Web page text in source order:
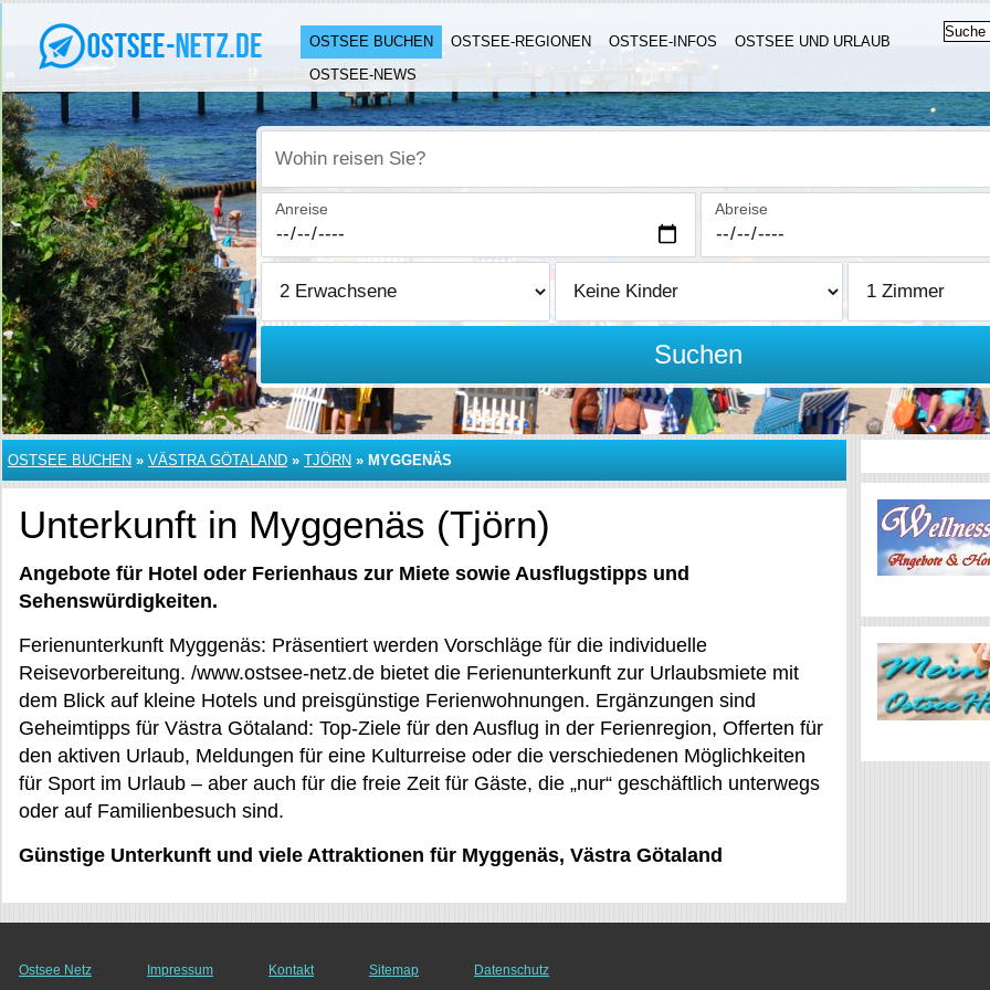
OSTSEE BUCHEN OSTSEE-REGIONEN OSTSEE-INFOS
OSTSEE UND URLAUB
OSTSEE-NEWS
Wohin reisen Sie?
Anreise Abreise
Suchen
OSTSEE BUCHEN » VÄSTRA GÖTALAND » TJÖRN » MYGGENÄS
Unterkunft in Myggenäs (Tjörn)
Angebote für Hotel oder Ferienhaus zur Miete sowie Ausflugstipps und
Sehenswürdigkeiten.
Ferienunterkunft Myggenäs: Präsentiert werden Vorschläge für die individuelle
Reisevorbereitung. /www.ostsee-netz.de bietet die Ferienunterkunft zur Urlaubsmiete mit
dem Blick auf kleine Hotels und preisgünstige Ferienwohnungen. Ergänzungen sind
Geheimtipps für Västra Götaland: Top-Ziele für den Ausflug in der Ferienregion, Offerten für
den aktiven Urlaub, Meldungen für eine Kulturreise oder die verschiedenen Möglichkeiten
für Sport im Urlaub – aber auch für die freie Zeit für Gäste, die „nur“ geschäftlich unterwegs
oder auf Familienbesuch sind.
Günstige Unterkunft und viele Attraktionen für Myggenäs, Västra Götaland
Ostsee Netz Impressum Kontakt Sitemap Datenschutz